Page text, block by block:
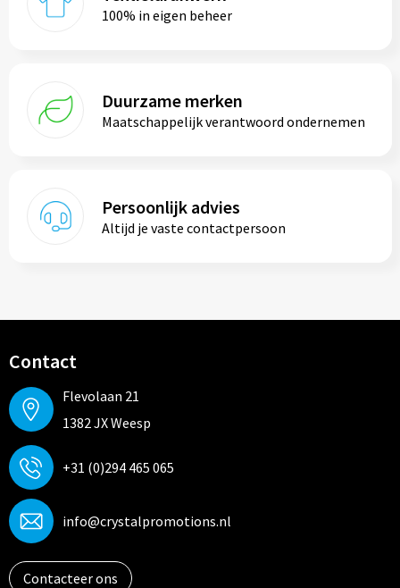
100% in eigen beheer
Duurzame merken
Maatschappelijk verantwoord ondernemen
Persoonlijk advies
Altijd je vaste contactpersoon
Contact
Flevolaan 21
1382 JX Weesp
+31 (0)294 465 065
info@crystalpromotions.nl
Contacteer ons